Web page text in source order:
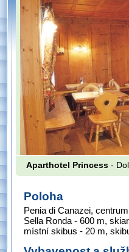
Aparthotel Princess -
Poloha
Penia di Canazei,
Sella Ronda - 600 m,
místní skibus - 20 m,